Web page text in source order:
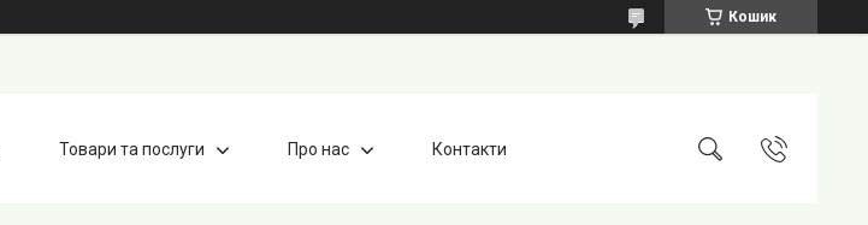
Кошик
Товари та послуги Про нас Контакти